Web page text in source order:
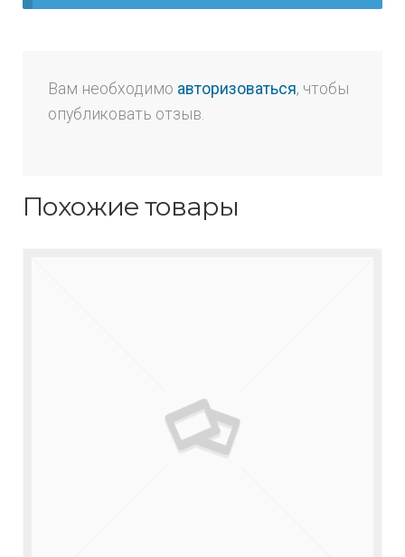
Вам необходимо авторизоваться, чтобы
опубликовать отзыв.
Похожие товары